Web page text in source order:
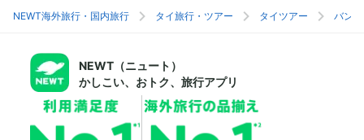
NEWT海外旅行・国内旅行 タイ旅行・ツアー タイツアー バン
NEWT（ニュート）
かしこい、おトク、旅行アプリ